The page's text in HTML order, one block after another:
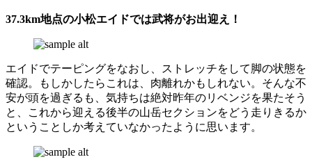
37.3km地点の小松エイドでは武将がお出迎え！
エイドでテーピングをなおし、ストレッチをして脚の状態を
確認。もしかしたらこれは、肉離れかもしれない。そんな不
安が頭を過ぎるも、気持ちは絶対昨年のリベンジを果たそう
と、これから迎える後半の山岳セクションをどう走りきるか
ということしか考えていなかったように思います。